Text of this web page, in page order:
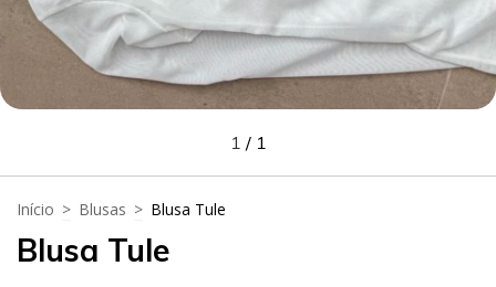
1 / 1
Início > Blusas > Blusa Tule
Blusa Tule